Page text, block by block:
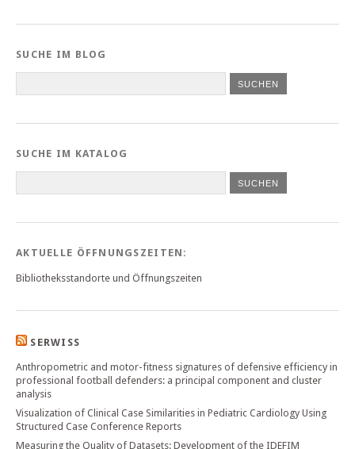
SUCHE IM BLOG
SUCHE IM KATALOG
SUCHEN
AKTUELLE ÖFFNUNGSZEITEN:
Bibliotheksstandorte und Öffnungszeiten
SERWISS
Anthropometric and motor-fitness signatures of defensive efficiency in
professional football defenders: a principal component and cluster
analysis
Visualization of Clinical Case Similarities in Pediatric Cardiology Using
Structured Case Conference Reports
Measuring the Quality of Datasets: Development of the IDEFIM